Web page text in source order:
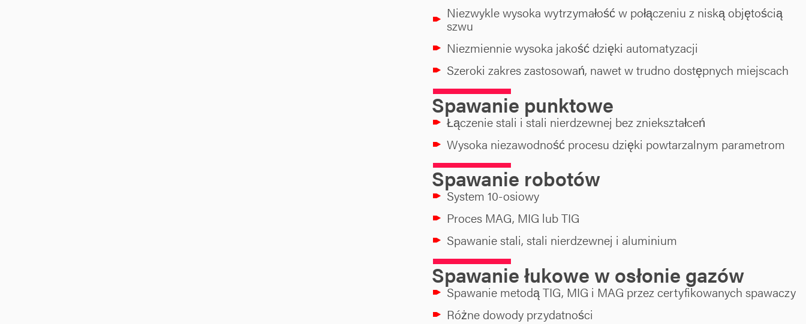
Niezwykle wysoka wytrzymałość w połączeniu z niską objętością
szwu
Niezmiennie wysoka jakość dzięki automatyzacji
Szeroki zakres zastosowań, nawet w trudno dostępnych miejscach
Spawanie punktowe
Łączenie stali i stali nierdzewnej bez zniekształceń
Wysoka niezawodność procesu dzięki powtarzalnym parametrom
Spawanie robotów
System 10-osiowy
Proces MAG, MIG lub TIG
Spawanie stali, stali nierdzewnej i aluminium
Spawanie łukowe w osłonie gazów
Spawanie metodą TIG, MIG i MAG przez certyfikowanych spawaczy
Różne dowody przydatności